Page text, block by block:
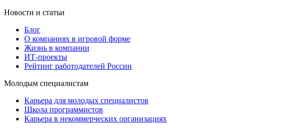
Новости и статьи
Блог
О компаниях в игровой форме
Жизнь в компании
ИТ-проекты
Рейтинг работодателей России
Молодым специалистам
Карьера для молодых специалистов
Школа программистов
Карьера в некоммерческих организациях